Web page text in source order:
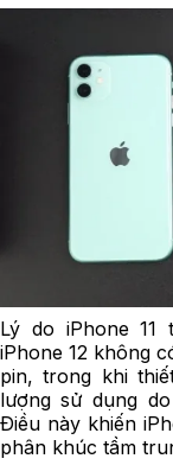
Lý do iPhone
iPhone 12 không
pin, trong khi
lượng sử dụng
Điều này khiến
phân khúc tầm